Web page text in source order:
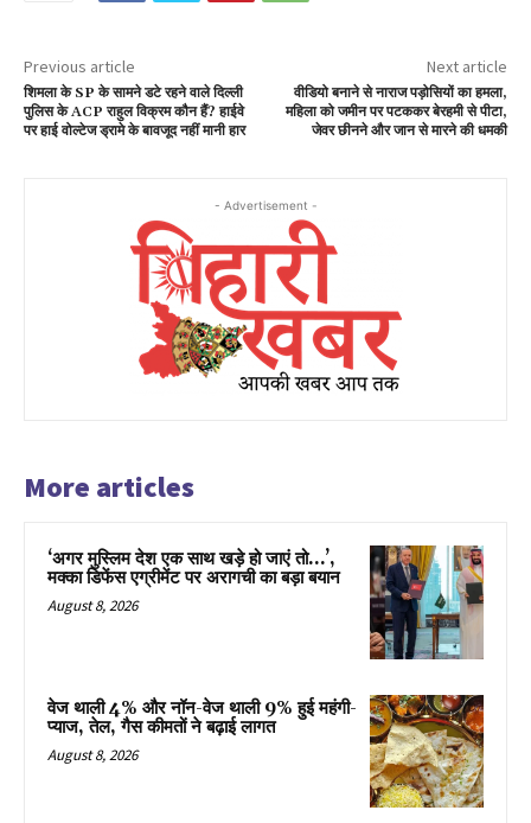
Previous article
शिमला के SP के सामने डटे रहने वाले दिल्ली
पुलिस के ACP राहुल विक्रम कौन हैं? हाईवे
पर हाई वोल्टेज ड्रामे के बावजूद नहीं मानी हार
Next article
वीडियो बनाने से नाराज पड़ोसियों का हमला,
महिला को जमीन पर पटककर बेरहमी से पीटा,
जेवर छीनने और जान से मारने की धमकी
- Advertisement -
More articles
‘अगर मुस्लिम देश एक साथ खड़े हो जाएं तो…’,
मक्का डिफेंस एग्रीमेंट पर अरागची का बड़ा बयान
August 8, 2026
वेज थाली 4% और नॉन-वेज थाली 9% हुई महंगी-
प्याज, तेल, गैस कीमतों ने बढ़ाई लागत
August 8, 2026